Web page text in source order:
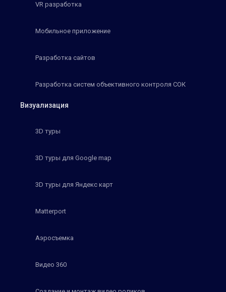
VR разработка
Мобильное приложение
Разработка сайтов
Разработка систем объективного контроля СОК
Визуализация
3D туры
3D туры для Google map
3D туры для Яндекс карт
Matterport
Аэросъемка
Видео 360